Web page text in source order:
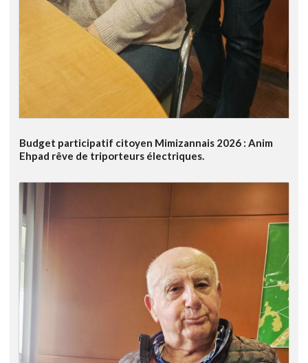
Budget participatif citoyen Mimizannais 2026 : Anim
Ehpad rêve de triporteurs électriques.